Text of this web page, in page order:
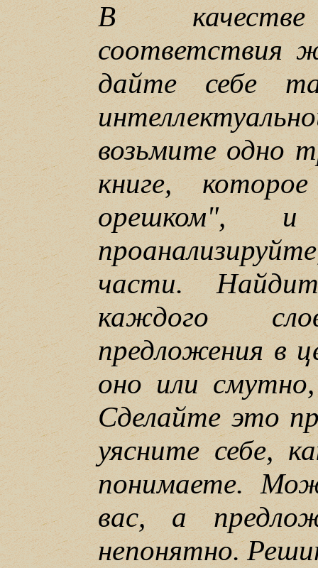
В качестве
соответствия
дайте себе
возьмите одно
книге,
орешком",
части.
каждого
предложения в
оно или
Сделайте это
уясните себе,
понимаете.
вас, а
непонятно.